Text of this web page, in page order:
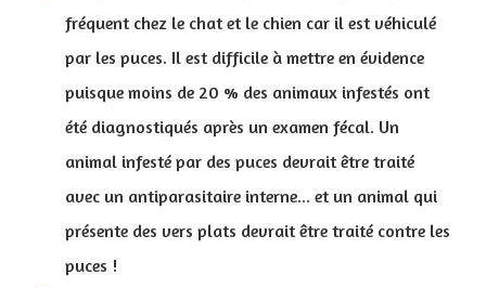
fréquent chez le chat et le chien car il est véhiculé
par les puces. Il est difficile à mettre en évidence
puisque moins de 20 % des animaux infestés ont
été diagnostiqués après un examen fécal. Un
animal infesté par des puces devrait être traité
avec un antiparasitaire interne... et un animal qui
présente des vers plats devrait être traité contre les
puces !